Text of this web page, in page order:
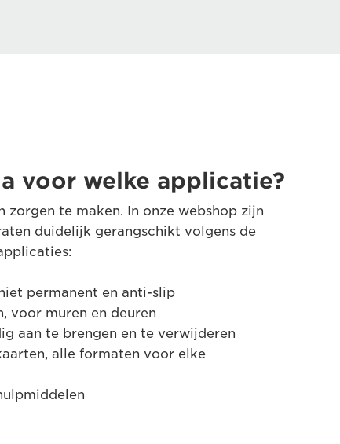
voor welke applicatie?
zorgen te maken. In onze webshop zijn
duidelijk gerangschikt volgens de
permanent en anti-slip
voor muren en deuren
aan te brengen en te verwijderen
alle formaten voor elke